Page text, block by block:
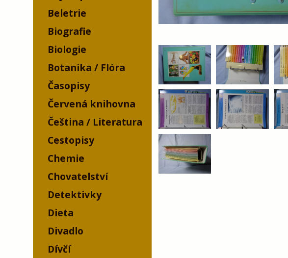
Beletrie
Biografie
Biologie
Botanika / Flóra
Časopisy
Červená knihovna
Čeština / Literatura
Cestopisy
Chemie
Chovatelství
Detektivky
Dieta
Divadlo
Dívčí